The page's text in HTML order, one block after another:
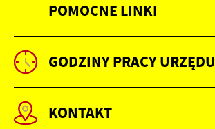
POMOCNE LINKI
GODZINY PRACY URZĘDU
KONTAKT